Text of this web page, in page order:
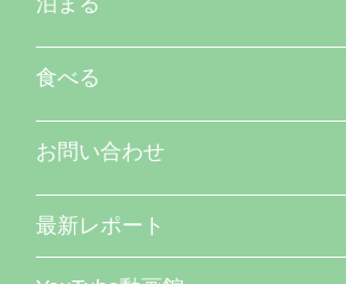
食べる
お問い合わせ
最新レポート